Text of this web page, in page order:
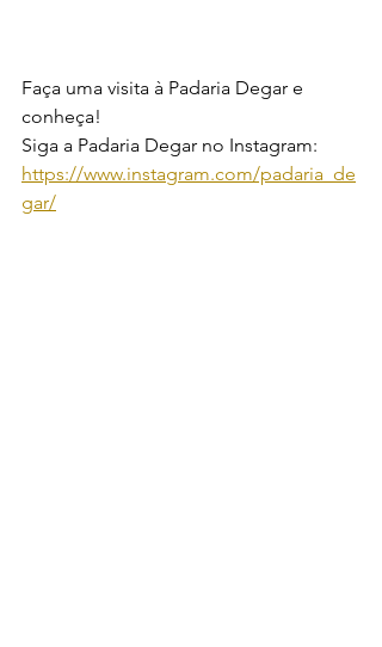
Faça uma visita à Padaria Degar e
conheça!
Siga a Padaria Degar no Instagram:
https://www.instagram.com/padaria_de
gar/